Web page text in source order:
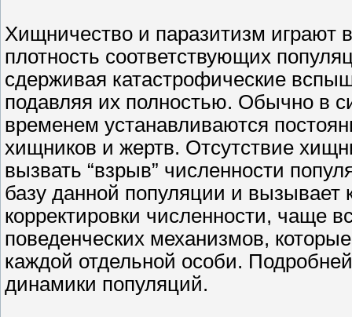
Хищничество и паразитизм играют
плотность соответствующих
сдерживая катастрофические
подавляя их полностью. Обычно в
временем устанавливаются
хищников и жертв. Отсутствие
вызвать “взрыв” численности
базу данной популяции и
корректировки численности, чаще
поведенческих механизмов,
каждой отдельной особи.
динамики популяций.